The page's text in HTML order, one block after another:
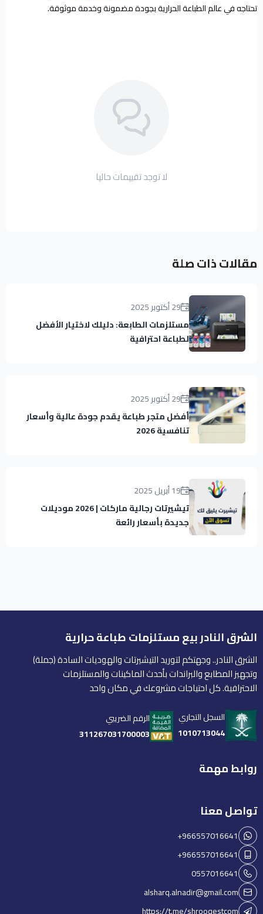
تحتاجه في عالم الطباعة الحرارية بجودة مضمونة وخدمة موثوقة.
لا توجد تقييمات حاليا
مقالات ذات صلة
29 أكتوبر 2025
مستلزمات الطابعة: دليلك لاختيار الأفضل
لطباعة احترافية
29 أكتوبر 2025
أفضل متجر طباعة يقدم جودة عالية وأسعار
تنافسية 2026
19 أبريل 2025
تيشيرتات رجالية ماركات | 2026 موديلات
جديدة بأسعار رائعة
الشرق النادر بيع مستلزمات طباعة حرارية
الشرق النادر.. وجهتكم لتوريد التيشيرتات والهوديات السادة (جملة)
وتجهيز المطابع والبراندات بأحدث الماكينات والمستلزمات
الاحترافية. كل احتياجات مشروعك في مكان واحد
السجل التجاري
1010713044
الرقم الضريبي
311267031700003
روابط مهمة
تواصل معنا
+966557016641
+966557016641
0557016641
alsharq.alnadir@gmail.com